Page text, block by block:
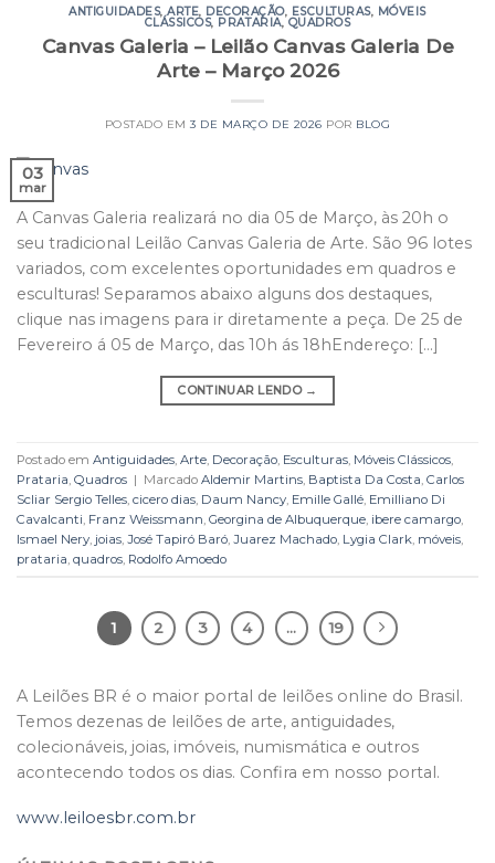
ANTIGUIDADES,ARTE, DECORAÇÃO, ESCULTURAS, MÓVEIS
CLÁSSICOS, PRATARIA, QUADROS
Canvas Galeria – Leilão Canvas Galeria De
Arte – Março 2026
POSTADO EM3 DE MARÇO DE 2026 POR BLOG
03
mar
A Canvas Galeria realizará no dia 05 de Março, às 20h o
seu tradicional Leilão Canvas Galeria de Arte. São 96 lotes
variados, com excelentes oportunidades em quadros e
esculturas! Separamos abaixo alguns dos destaques,
clique nas imagens para ir diretamente a peça. De 25 de
Fevereiro á 05 de Março, das 10h ás 18hEndereço: […]
CONTINUAR LENDO →
Postado em Antiguidades Arte Decoração Esculturas Móveis Clássicos
Prataria Quadros | Marcado Aldemir Martins Baptista Da Costa Carlos
Scliar Sergio Telles cicero dias Daum Nancy Emille Gallé Emilliano Di
Cavalcanti Franz Weissmann Georgina de Albuquerque ibere camargo
Ismael Nery joias José Tapiró Baró Juarez Machado Lygia Clark móveis
prataria quadros Rodolfo Amoedo
1 2 3 4 … 19
A Leilões BR é o maior portal de leilões online do Brasil.
Temos dezenas de leilões de arte, antiguidades,
colecionáveis, joias, imóveis, numismática e outros
acontecendo todos os dias. Confira em nosso portal.
www.leiloesbr.com.br